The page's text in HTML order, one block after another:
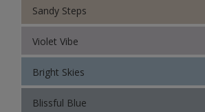
Sandy Steps
Violet Vibe
Bright Skies
Blissful Blue